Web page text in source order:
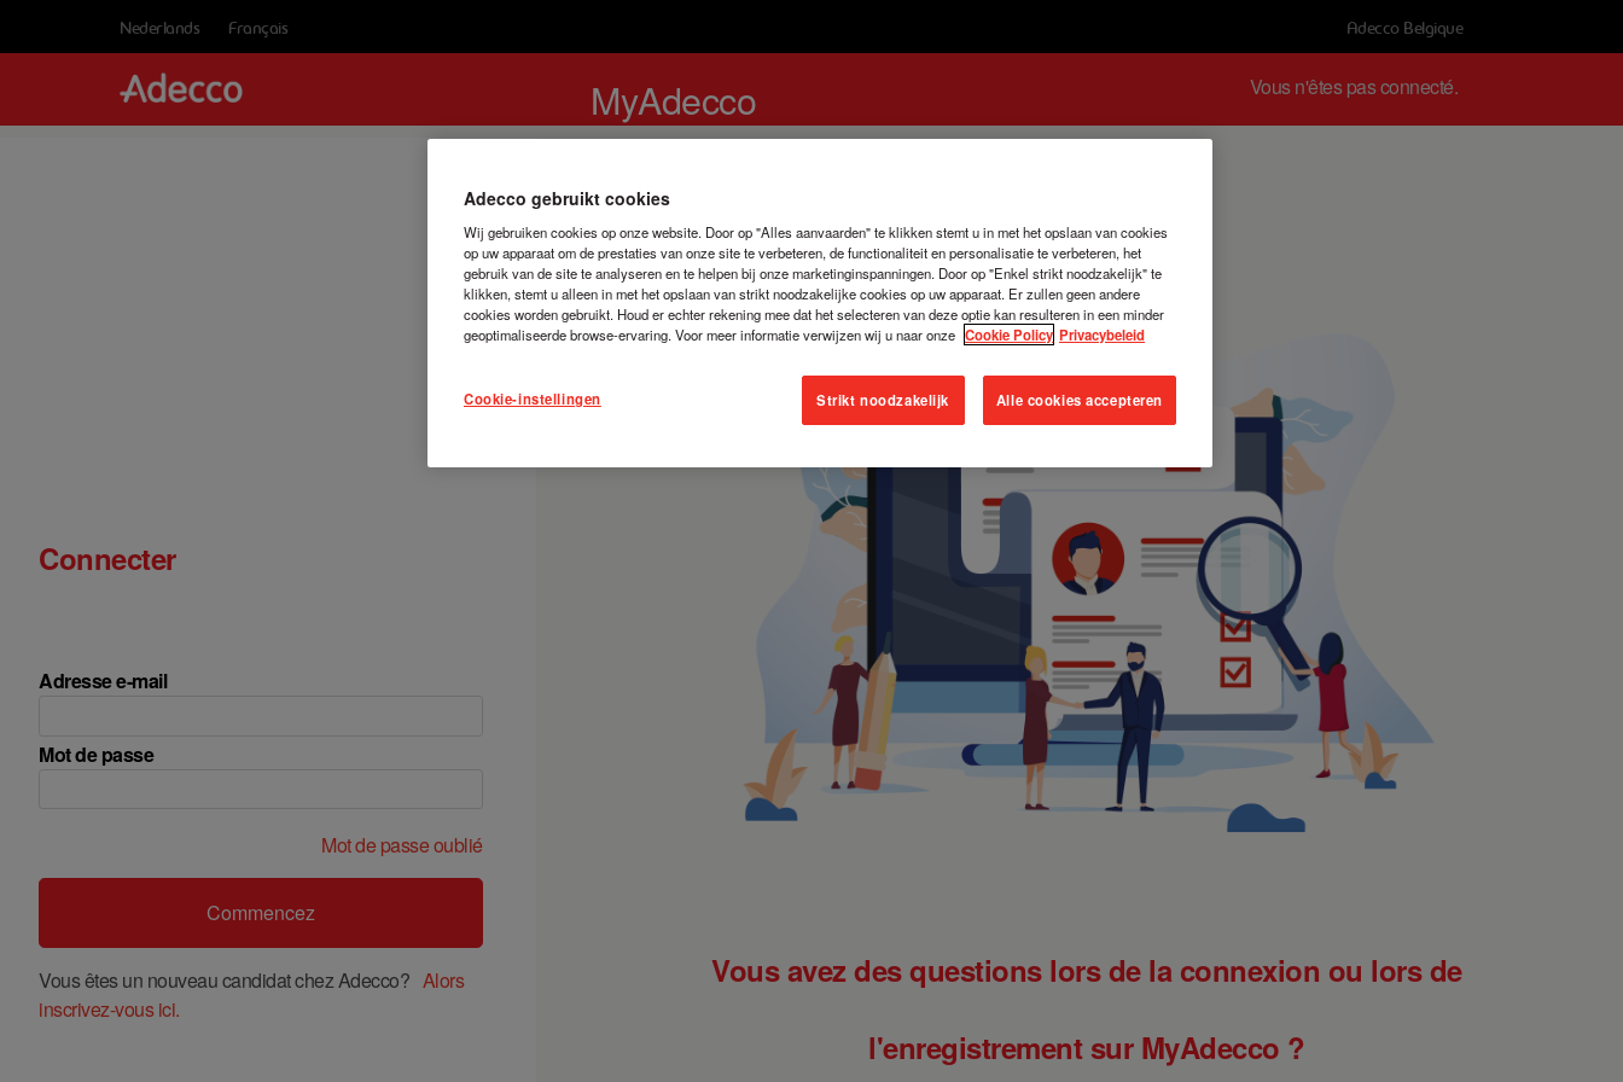
Nederlands Français Adecco Belgique
MyAdecco Vous n'êtes pas connecté.
Connecter
Adresse e-mail
Mot de passe
Mot de passe oublié
Alors
inscrivez-vous ici.
Vous avez des questions lors de la connexion ou lors de
l'enregistrement sur MyAdecco ?
Adecco gebruikt cookies
Wij gebruiken cookies op onze website. Door op "Alles aanvaarden" te klikken stemt u in met het opslaan van cookies
op uw apparaat om de prestaties van onze site te verbeteren, de functionaliteit en personalisatie te verbeteren, het
gebruik van de site te analyseren en te helpen bij onze marketinginspanningen. Door op "Enkel strikt noodzakelijk" te
klikken, stemt u alleen in met het opslaan van strikt noodzakelijke cookies op uw apparaat. Er zullen geen andere
cookies worden gebruikt. Houd er echter rekening mee dat het selecteren van deze optie kan resulteren in een minder
geoptimaliseerde browse-ervaring. Voor meer informatie verwijzen wij u naar onze Cookie Policy Privacybeleid
Cookie-instellingen Strikt noodzakelijk Alle cookies accepteren